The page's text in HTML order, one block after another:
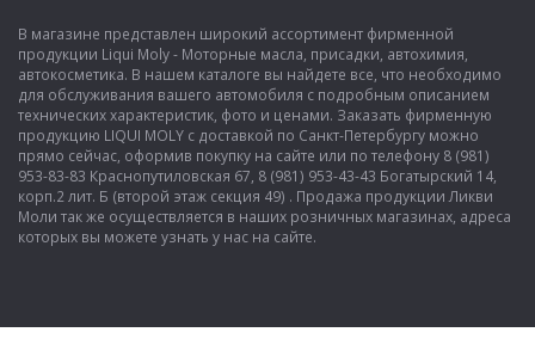
В магазине представлен широкий ассортимент фирменной
продукции Liqui Moly - Моторные масла, присадки, автохимия,
автокосметика. В нашем каталоге вы найдете все, что необходимо
для обслуживания вашего автомобиля с подробным описанием
технических характеристик, фото и ценами. Заказать фирменную
продукцию LIQUI MOLY с доставкой по Санкт-Петербургу можно
прямо сейчас, оформив покупку на сайте или по телефону 8 (981)
953-83-83 Краснопутиловская 67, 8 (981) 953-43-43 Богатырский 14,
корп.2 лит. Б (второй этаж секция 49) . Продажа продукции Ликви
Моли так же осуществляется в наших розничных магазинах, адреса
которых вы можете узнать у нас на сайте.